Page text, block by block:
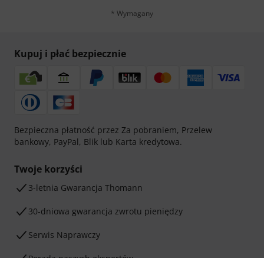
* Wymagany
Kupuj i płać bezpiecznie
Bezpieczna płatność przez Za pobraniem, Przelew
bankowy, PayPal, Blik lub Karta kredytowa.
Twoje korzyści
3-letnia Gwarancja Thomann
30-dniowa gwarancja zwrotu pieniędzy
Serwis Naprawczy